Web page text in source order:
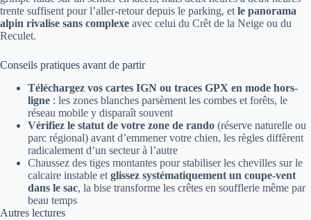
trente suffisent pour l’aller-retour depuis le parking, etle panorama
alpin rivalise sans complexe avec celui du Crêt de la Neige ou du
Reculet.
Conseils pratiques avant de partir
Téléchargez vos cartes IGN ou traces GPX en mode hors-
ligne : les zones blanches parsèment les combes et forêts, le
réseau mobile y disparaît souvent
Vérifiez le statut de votre zone de rando (réserve naturelle ou
parc régional) avant d’emmener votre chien, les règles diffèrent
radicalement d’un secteur à l’autre
Chaussez des tiges montantes pour stabiliser les chevilles sur le
calcaire instable et glissez systématiquement un coupe-vent
dans le sac, la bise transforme les crêtes en soufflerie même par
beau temps
Autres lectures